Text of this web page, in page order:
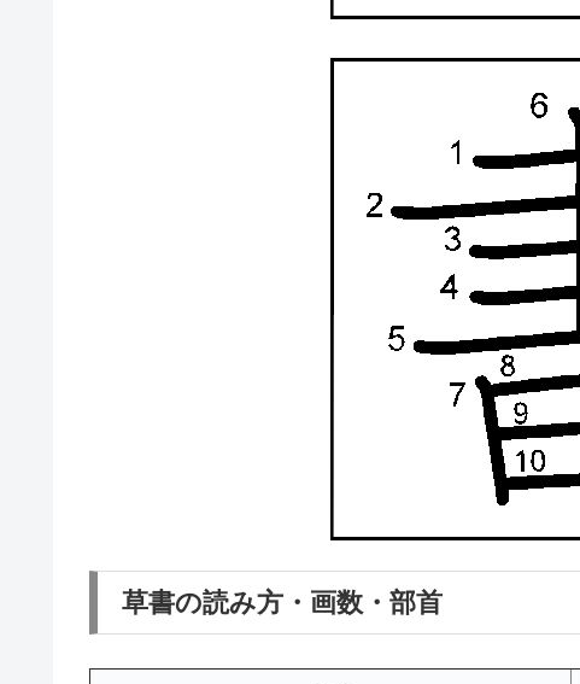
草書の読み方・画数・部首